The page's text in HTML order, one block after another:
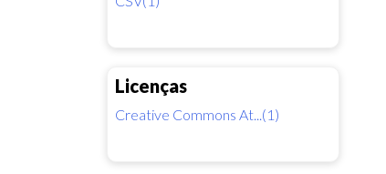
Licenças
Creative Commons At...(1)